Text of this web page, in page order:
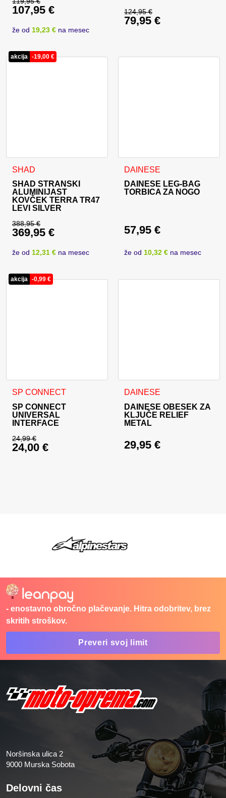
Izvirna cena je bila: 119,95 €.
107,95 €
Trenutna cena je: 107,95 €.
že od 19,23 € na mesec
124,95€
Izvirna cena je bila:
79,95 €
akcija -19,00 €
SHAD
SHAD STRANSKI
ALUMINIJAST
KOVČEK TERRA TR47
LEVI SILVER
388,95€
Izvirna cena je bila: 388,95 €.
369,95 €
že od 12,31 € na mesec
DAINESE
DAINESE LEG-BAG
TORBICA ZA NOGO
57,95 €
že od 10,32 € na mesec
akcija -0,99 €
SP CONNECT
SP CONNECT
UNIVERSAL
INTERFACE
24,99€
Izvirna cena je bila: 24,99 €.
24,00 €
DAINESE
DAINESE OBESEK ZA
KLJUČE RELIEF
METAL
29,95 €
Ta izdelek ima več različic.
- enostavno obročno plačevanje. Hitra odobritev, brez
skritih stroškov.
Preveri svoj limit
Noršinska ulica 2
9000 Murska Sobota
Delovni čas